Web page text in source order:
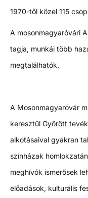
1970-től közel 115
A mosonmagyaróvári
tagja, munkái több
megtalálhatók.
A Mosonmagyaróvár
keresztül Győrött
alkotásaival gyakran
színházak
meghívók ismerősek
előadások, kulturális